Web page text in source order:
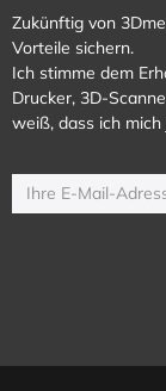
Zukünftig von
Vorteile sichern.
Ich stimme dem
Drucker, 3D-
weiß, dass ich